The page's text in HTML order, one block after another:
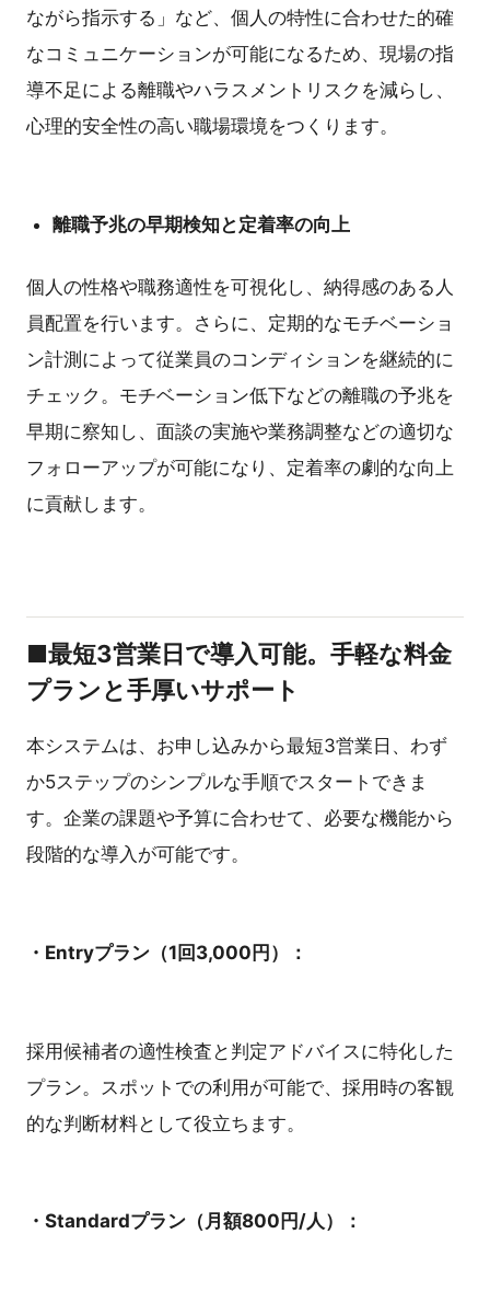
ながら指示する」など、個人の特性に合わせた的確
なコミュニケーションが可能になるため、現場の指
導不足による離職やハラスメントリスクを減らし、
心理的安全性の高い職場環境をつくります。
離職予兆の早期検知と定着率の向上
個人の性格や職務適性を可視化し、納得感のある人
員配置を行います。さらに、定期的なモチベーショ
ン計測によって従業員のコンディションを継続的に
チェック。モチベーション低下などの離職の予兆を
早期に察知し、面談の実施や業務調整などの適切な
フォローアップが可能になり、定着率の劇的な向上
に貢献します。
■最短3営業日で導入可能。手軽な料金
プランと手厚いサポート
本システムは、お申し込みから最短3営業日、わず
か5ステップのシンプルな手順でスタートできま
す。企業の課題や予算に合わせて、必要な機能から
段階的な導入が可能です。
・Entryプラン（1回3,000円）：
採用候補者の適性検査と判定アドバイスに特化した
プラン。スポットでの利用が可能で、採用時の客観
的な判断材料として役立ちます。
・Standardプラン（月額800円/人）：